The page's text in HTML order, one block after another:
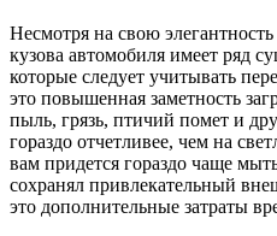
Несмотря на свою
кузова автомобиля имеет ряд
которые следует учитывать
это повышенная заметность
пыль, грязь, птичий помет и
гораздо отчетливее, чем на
вам придется гораздо чаще
сохранял привлекательный
это дополнительные затраты